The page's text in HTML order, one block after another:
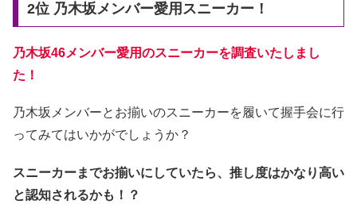
2位 乃木坂メンバー愛用スニーカー！
乃木坂46メンバー愛用のスニーカーを調査いたしまし
た！
乃木坂メンバーとお揃いのスニーカーを履いて握手会に行
ってみてはいかがでしょうか？
スニーカーまでお揃いにしていたら、推し度はかなり高い
と認知されるかも！？